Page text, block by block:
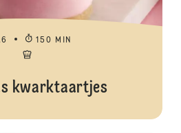
150 MIN
kwarktaartjes